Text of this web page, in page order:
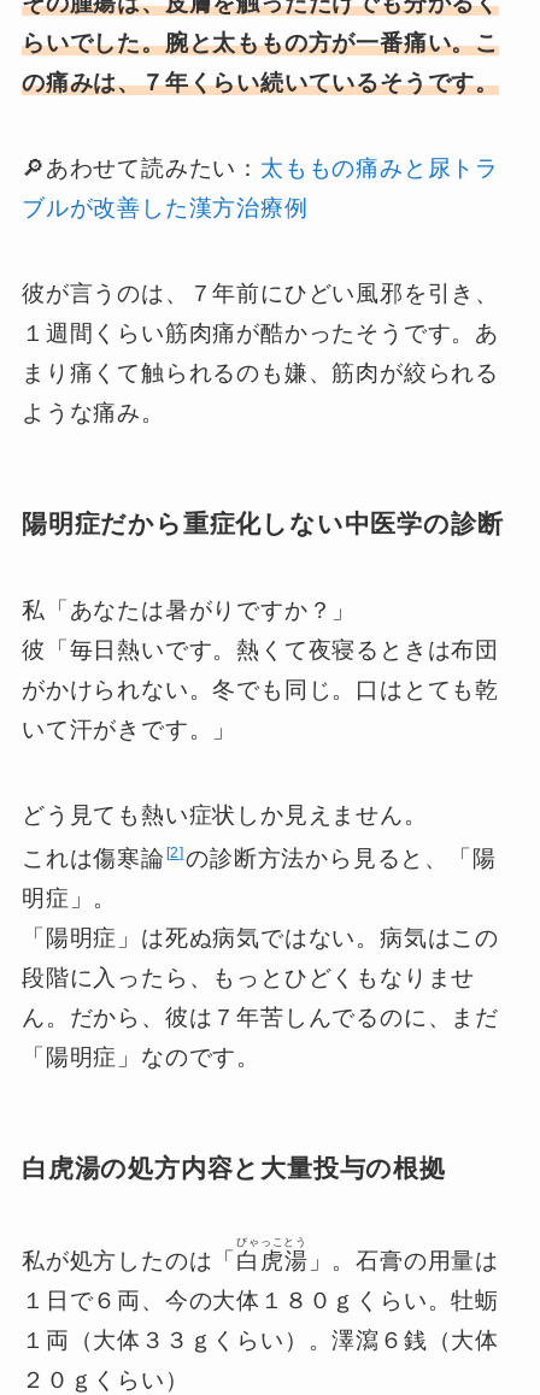
らいでした。腕と太ももの方が一番痛い。こ
の痛みは、７年くらい続いているそうです。
🔎あわせて読みたい： 太ももの痛みと尿トラ
ブルが改善した漢方治療例
彼が言うのは、７年前にひどい風邪を引き、
１週間くらい筋肉痛が酷かったそうです。あ
まり痛くて触られるのも嫌、筋肉が絞られる
ような痛み。
陽明症だから重症化しない中医学の診断
私「あなたは暑がりですか？」
彼「毎日熱いです。熱くて夜寝るときは布団
がかけられない。冬でも同じ。口はとても乾
いて汗がきです。」
どう見ても熱い症状しか見えません。
これは傷寒論 2 の診断方法から見ると、「陽
明症」。
「陽明症」は死ぬ病気ではない。病気はこの
段階に入ったら、もっとひどくもなりませ
ん。だから、彼は７年苦しんでるのに、まだ
「陽明症」なのです。
白虎湯の処方内容と大量投与の根拠
私が処方したのは「 白虎湯
びゃっことう
」。石膏の用量は
１日で６両、今の大体１８０ｇくらい。牡蛎
１両（大体３３ｇくらい）。澤瀉６銭（大体
２０ｇくらい）